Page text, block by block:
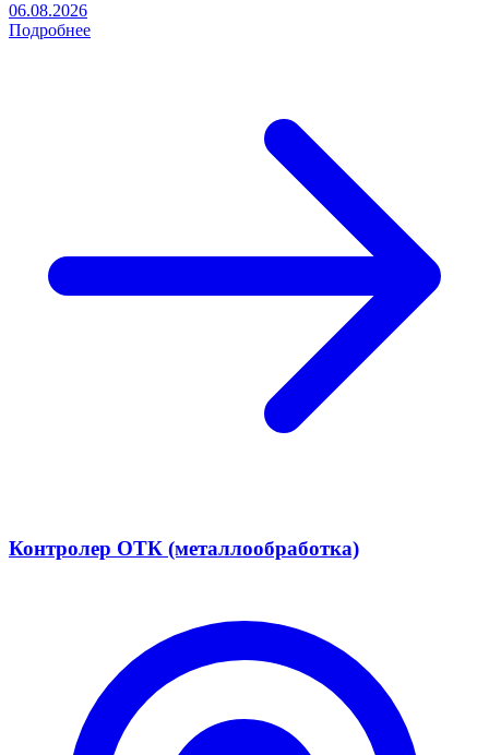
06.08.2026
Подробнее
Контролер ОТК (металлообработка)